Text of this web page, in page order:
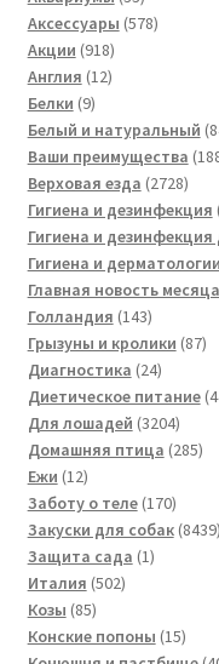
товара
Аксессуары 578578
Акции 918918
товаров
Англия 1212
Белки 99
товаров
Белый и натуральный
Ваши преимущества
Верховая езда 27282728
Гигиена и дезинфекция
Гигиена и дезинфекция
Гигиена и дерматологии
Главная новость месяца
Голландия 143143
товара
Грызуны и кролики 8787
Диагностика 2424
товара
Диетическое питание
Для лошадей 32043204
товара
Домашняя птица 285285
Ежи 1212
товаров
Заботу о теле 170170
Закуски для собак 8439
Защита сада 11
Италия 502502
Козы 8585
товаров
Конские попоны 1515